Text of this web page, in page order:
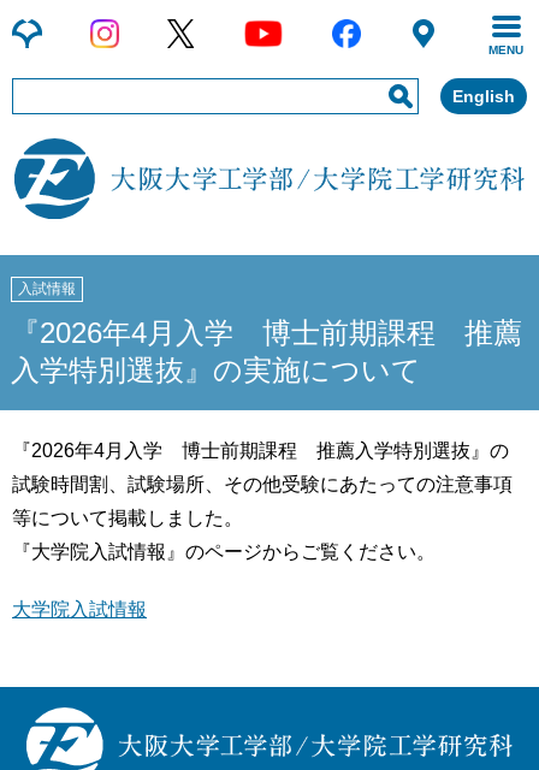
MENU
English
入試情報
『2026年4月入学 博士前期課程 推薦
入学特別選抜』の実施について
『2026年4月入学 博士前期課程 推薦入学特別選抜』の
試験時間割、試験場所、その他受験にあたっての注意事項
等について掲載しました。
『大学院入試情報』のページからご覧ください。
大学院入試情報